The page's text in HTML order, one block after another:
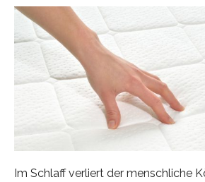
Im Schlaff verliert der menschliche